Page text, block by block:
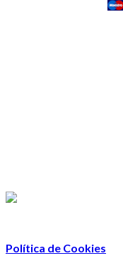
Política de Cookies